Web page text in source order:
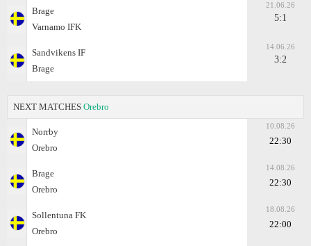
Brage
Varnamo IFK
21.06.26
5:1
Sandvikens IF
Brage
14.06.26
3:2
NEXT MATCHES Orebro
Norrby
Orebro
10.08.26
22:30
Brage
Orebro
14.08.26
22:30
Sollentuna FK
Orebro
18.08.26
22:00